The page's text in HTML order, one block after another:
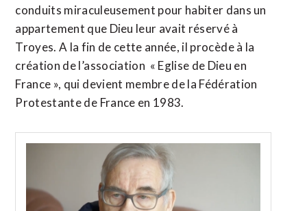
conduits miraculeusement pour habiter dans un
appartement que Dieu leur avait réservé à
Troyes. A la fin de cette année, il procède à la
création de l’association « Eglise de Dieu en
France », qui devient membre de la Fédération
Protestante de France en 1983.